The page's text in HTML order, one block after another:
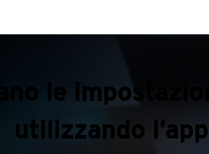
le
utilizzando